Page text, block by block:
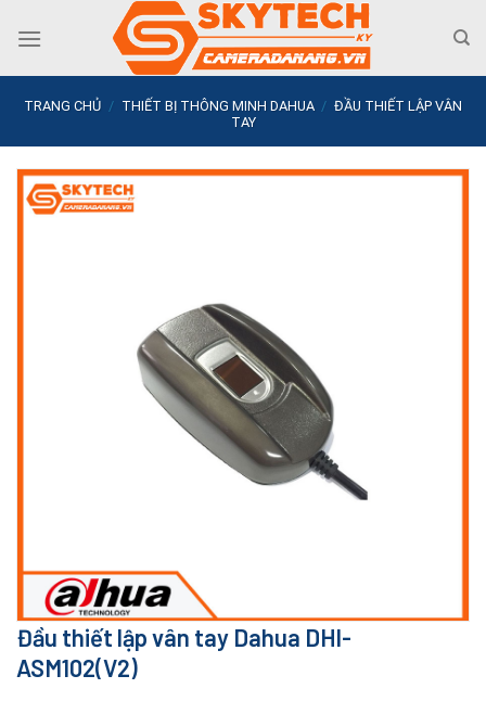
TRANG CHỦ / THIẾT BỊ THÔNG MINH DAHUA / ĐẦU THIẾT LẬP VÂN
TAY
Đầu thiết lập vân tay Dahua DHI-
ASM102(V2)